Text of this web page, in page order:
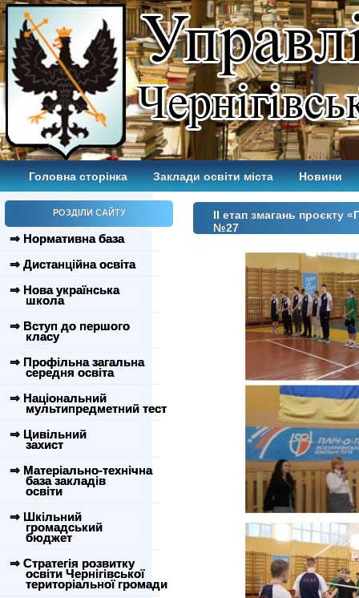
Головна сторінка Заклади освіти міста Новини
РОЗДІЛИ САЙТУ
⇒ Нормативна база
⇒ Дистанційна освіта
⇒ Нова українська
школа
⇒ Вступ до першого
класу
⇒ Профільна загальна
середня освіта
⇒ Національний
мультипредметний тест
⇒ Цивільний
захист
⇒ Матеріально-технічна
база закладів
освіти
⇒ Шкільний
громадський
бюджет
⇒ Стратегія розвитку
освіти Чернігівської
територіальної громади
ІІ етап змагань проєкту
№27